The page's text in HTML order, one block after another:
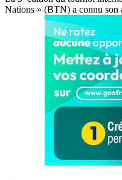
Nations » (BTN) a connu son